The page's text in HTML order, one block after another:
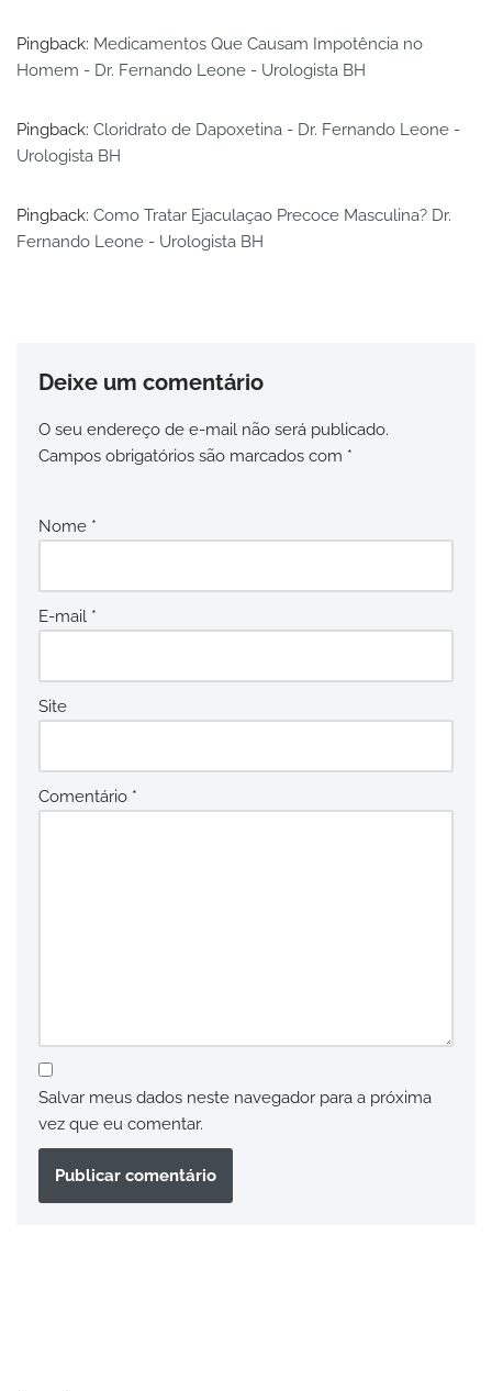
Pingback: Medicamentos Que Causam Impotência no
Homem - Dr. Fernando Leone - Urologista BH
Pingback: Cloridrato de Dapoxetina - Dr. Fernando Leone -
Urologista BH
Pingback: Como Tratar Ejaculaçao Precoce Masculina? Dr.
Fernando Leone - Urologista BH
Deixe um comentário
O seu endereço de e-mail não será publicado.
Campos obrigatórios são marcados com *
Nome *
E-mail *
Site
Comentário *
Salvar meus dados neste navegador para a próxima
vez que eu comentar.